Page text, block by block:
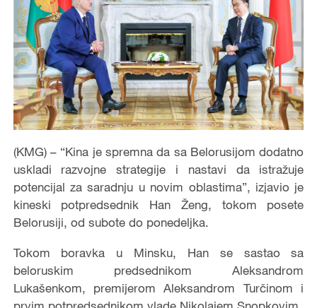
(KMG) – “Kina je spremna da sa Belorusijom dodatno
uskladi razvojne strategije i nastavi da istražuje
potencijal za saradnju u novim oblastima”, izjavio je
kineski potpredsednik Han Ženg, tokom posete
Belorusiji, od subote do ponedeljka.
Tokom boravka u Minsku, Han se sastao sa
beloruskim predsednikom Aleksandrom
Lukašenkom, premijerom Aleksandrom Turčinom i